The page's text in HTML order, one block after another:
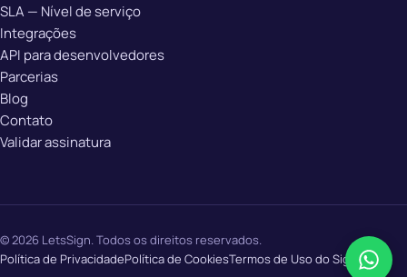
SLA — Nível de serviço
Integrações
API para desenvolvedores
Parcerias
Blog
Contato
Validar assinatura
© 2026 LetsSign. Todos os direitos reservados.
Política de PrivacidadePolítica de CookiesTermos de Uso do Signatário